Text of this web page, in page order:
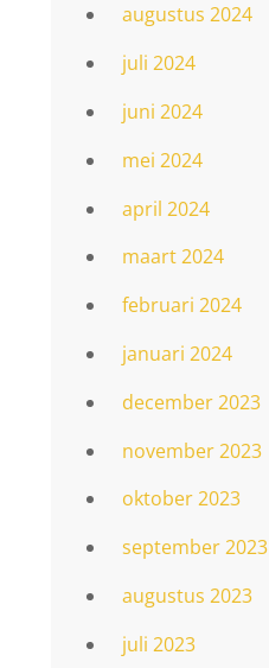
augustus 2024
juli 2024
juni 2024
mei 2024
april 2024
maart 2024
februari 2024
januari 2024
december 2023
november 2023
oktober 2023
september 2023
augustus 2023
juli 2023